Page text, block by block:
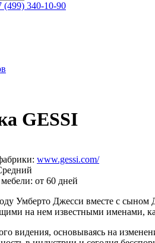
(499) 340-10-90
GESSI
www.gessi.com/
от 60 дней
Умберто Джесси вместе с
на нем известными именами,
видения, основываясь на